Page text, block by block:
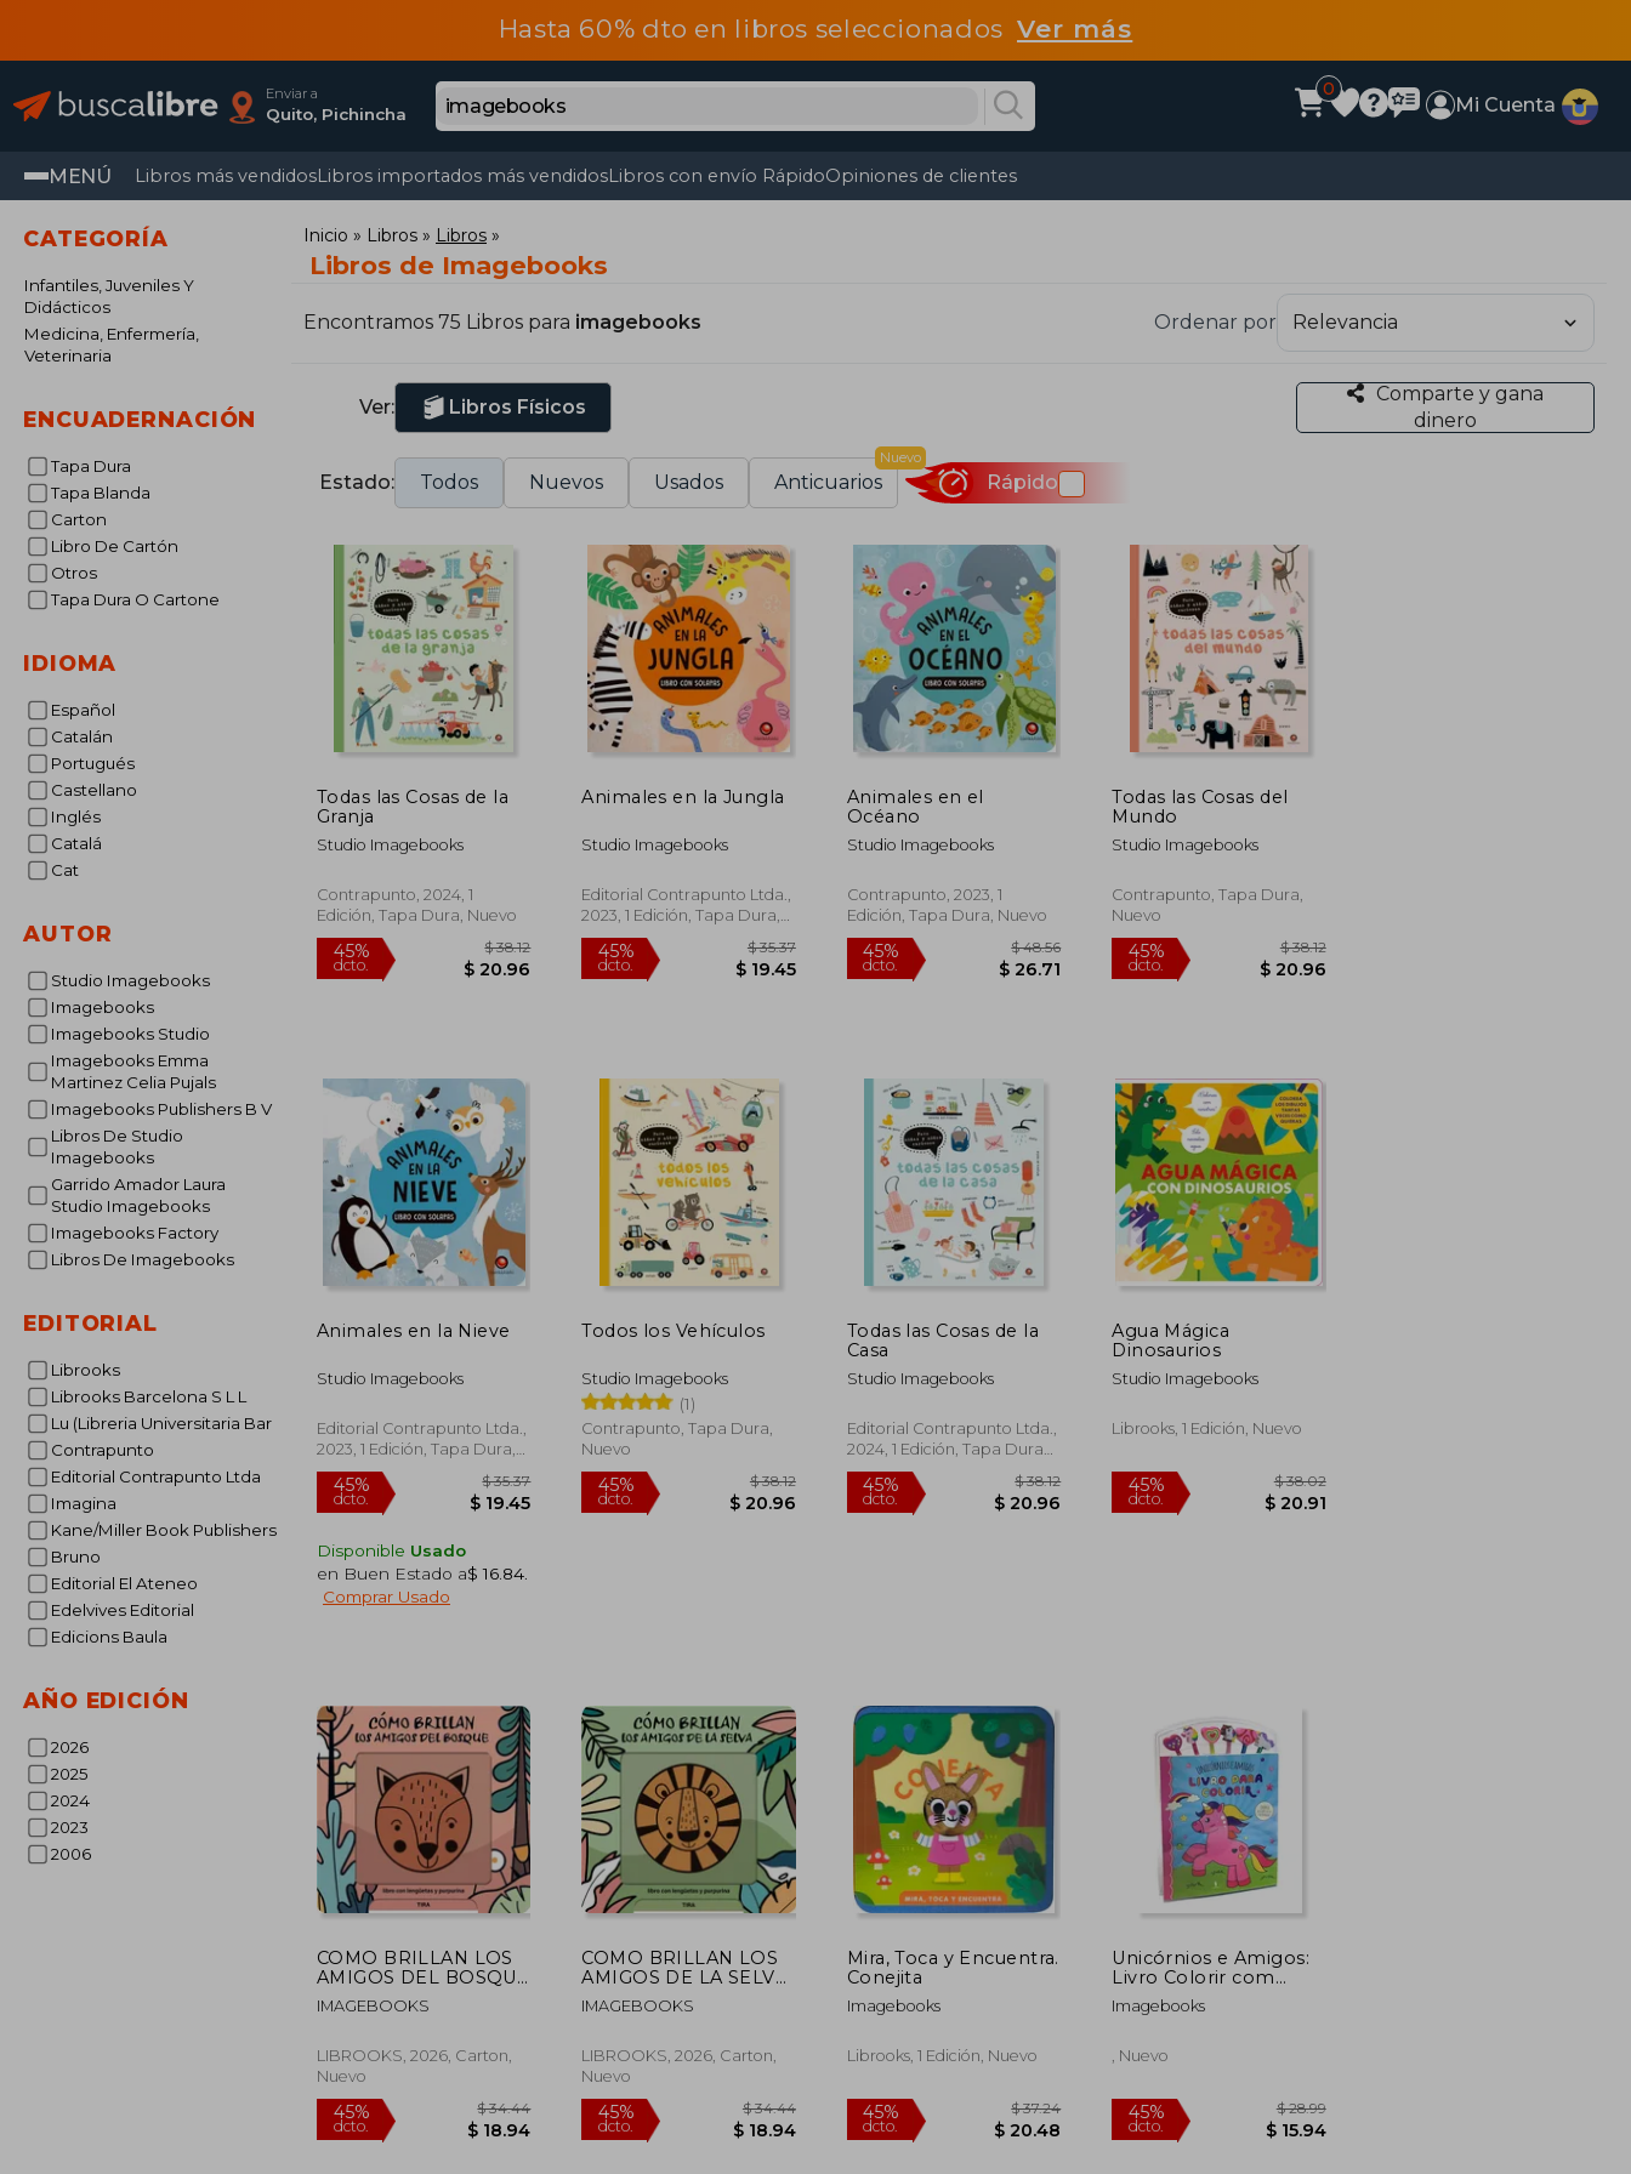
Hasta 60% dto en libros seleccionadosVer más
Enviar a
Quito, Pichincha
0
Mi Cuenta
MENÚ Libros más vendidosLibros importados más vendidosLibros con envío RápidoOpiniones de clientes
CATEGORÍA
Infantiles, Juveniles Y
Didácticos
Medicina, Enfermería,
Veterinaria
ENCUADERNACIÓN
Tapa Dura
Tapa Blanda
Carton
Libro De Cartón
Otros
Tapa Dura O Cartone
IDIOMA
Español
Catalán
Portugués
Castellano
Inglés
Catalá
Cat
AUTOR
Studio Imagebooks
Imagebooks
Imagebooks Studio
Imagebooks Emma
Martinez Celia Pujals
Imagebooks Publishers B V
Libros De Studio
Imagebooks
Garrido Amador Laura
Studio Imagebooks
Imagebooks Factory
Libros De Imagebooks
EDITORIAL
Librooks
Librooks Barcelona S L L
Lu (Libreria Universitaria Bar
Contrapunto
Editorial Contrapunto Ltda
Imagina
Kane/Miller Book Publishers
Bruno
Editorial El Ateneo
Edelvives Editorial
Edicions Baula
AÑO EDICIÓN
2026
2025
2024
2023
2006
Inicio Libros Libros
Libros de Imagebooks
Encontramos 75 Libros para imagebooks Ordenar por
Ver: Libros Físicos
Comparte y gana
dinero
Estado: Todos Nuevos Usados Anticuarios
Nuevo
Rápido
Todas las Cosas de la
Granja
Studio Imagebooks
Contrapunto, 2024, 1
Edición, Tapa Dura, Nuevo
$ 20.96
Animales en la Jungla
Studio Imagebooks
Editorial Contrapunto Ltda.,
2023, 1 Edición, Tapa Dura,
Nuevo
$ 19.45
Animales en el
Océano
Studio Imagebooks
Contrapunto, 2023, 1
Edición, Tapa Dura, Nuevo
$ 26.71
Todas las Cosas del
Mundo
Studio Imagebooks
Contrapunto, Tapa Dura,
Nuevo
Animales en la Nieve
Studio Imagebooks
Editorial Contrapunto Ltda.,
2023, 1 Edición, Tapa Dura,
Nuevo
Disponible Usado
en Buen Estado a$ 16.84
Comprar Usado
Todos los Vehículos
Studio Imagebooks
(1)
Contrapunto, Tapa Dura,
Nuevo
Todas las Cosas de la
Casa
Studio Imagebooks
Editorial Contrapunto Ltda.,
2024, 1 Edición, Tapa Dura
O Cartoné, Nuevo
Agua Mágica
Dinosaurios
Studio Imagebooks
Librooks, 1 Edición, Nuevo
COMO BRILLAN LOS
AMIGOS DEL BOSQUE
(en Castellano)
IMAGEBOOKS
LIBROOKS, 2026, Carton,
Nuevo
COMO BRILLAN LOS
AMIGOS DE LA SELVA
(en Castellano)
IMAGEBOOKS
LIBROOKS, 2026, Carton,
Nuevo
Mira, Toca y Encuentra.
Conejita
Imagebooks
Librooks, 1 Edición, Nuevo
Unicórnios e Amigos:
Livro Colorir com
Lápis (en Portugués)
Imagebooks
, Nuevo